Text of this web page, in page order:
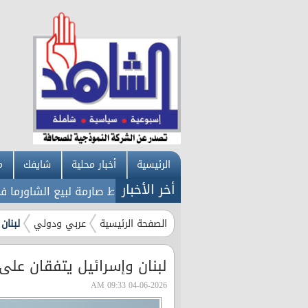
الرئيسية أخبار محلية شايفك
أخر الأخبار
عاجل: شروط صارمة لبيع الشاورما في الأردن
الصفحة الرئيسية عربي ودولي
لبنان وإسرائيل يتفقان
04-06-2026 09:33 AM